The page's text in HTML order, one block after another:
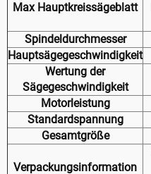
Max Hauptkreissägeblatt
Spindeldurchmesser
Hauptsägegeschwindigkeit
Wertung der
Sägegeschwindigkeit
Motorleistung
Standardspannung
Gesamtgröße
Verpackungsinformation